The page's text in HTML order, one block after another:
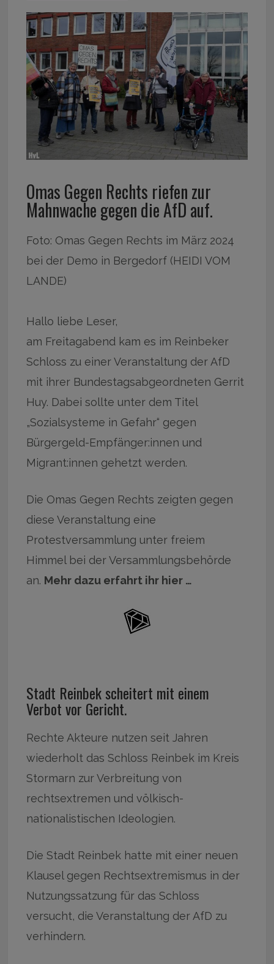
Omas Gegen Rechts riefen zur
Mahnwache gegen die AfD auf.
Foto: Omas Gegen Rechts im März 2024
bei der Demo in Bergedorf (HEIDI VOM
LANDE)
Hallo liebe Leser,
am Freitagabend kam es im Reinbeker
Schloss zu einer Veranstaltung der AfD
mit ihrer Bundestagsabgeordneten Gerrit
Huy. Dabei sollte unter dem Titel
„Sozialsysteme in Gefahr“ gegen
Bürgergeld-Empfänger:innen und
Migrant:innen gehetzt werden.
Die Omas Gegen Rechts zeigten gegen
diese Veranstaltung eine
Protestversammlung unter freiem
Himmel bei der Versammlungsbehörde
an. Mehr dazu erfahrt ihr hier …
Stadt Reinbek scheitert mit einem
Verbot vor Gericht.
Rechte Akteure nutzen seit Jahren
wiederholt das Schloss Reinbek im Kreis
Stormarn zur Verbreitung von
rechtsextremen und völkisch-
nationalistischen Ideologien.
Die Stadt Reinbek hatte mit einer neuen
Klausel gegen Rechtsextremismus in der
Nutzungssatzung für das Schloss
versucht, die Veranstaltung der AfD zu
verhindern.